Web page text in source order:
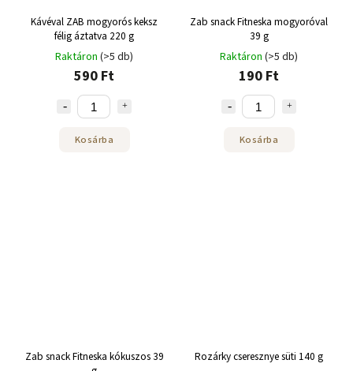
Kávéval ZAB mogyorós keksz
félig áztatva 220 g
Raktáron (>5 db)
590 Ft
Kosárba
Zab snack Fitneska mogyoróval
39 g
Raktáron (>5 db)
190 Ft
Kosárba
Zab snack Fitneska kókuszos 39
Rozárky cseresznye süti 140 g